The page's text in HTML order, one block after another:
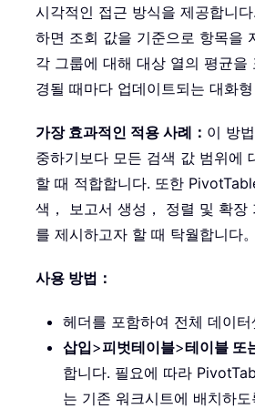
시각적인 접근 방식을 제공합니
하면 조회 값을 기준으로 항목을
각 그룹에 대해 대상 열의 평균을
경될 때마다 업데이트되는 대화형
가장 효과적인 적용 사례： 이 방
중하기보다 모든 검색 값 범위에
할 때 적합합니다. 또한
색， 보고서 생성， 정렬 및 확장
를 제시하고자 할 때 탁월합니다。
사용 방법：
헤더를 포함하여 전체 데이터
삽입>피벗테이블>테이블 또
합니다. 필요에 따라
는 기존 워크시트에 배치하도